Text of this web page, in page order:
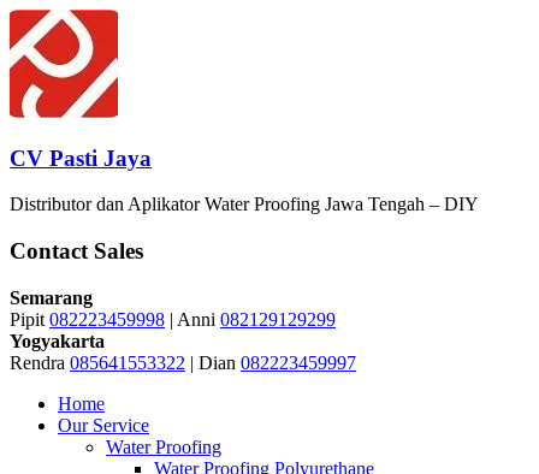
Skip
to
content
CV Pasti Jaya
Distributor dan Aplikator Water Proofing Jawa Tengah – DIY
Contact Sales
Semarang
Pipit 082223459998 | Anni 082129129299
Yogyakarta
Rendra 085641553322 | Dian 082223459997
Menu
Home
Our Service
Water Proofing
Water Proofing Polyurethane